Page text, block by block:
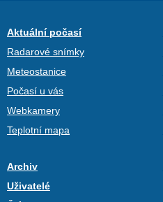
Aktuální počasí
Radarové snímky
Meteostanice
Počasí u vás
Webkamery
Teplotní mapa
Archiv
Uživatelé